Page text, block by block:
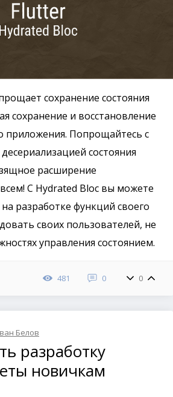
сохранение состояния
сохранение и восстановление
приложения. Попрощайтесь с
состояния
расширение
С Hydrated Bloc вы можете
разработке функций своего
своих пользователей, не
управления состоянием.
481 0 0
Белов
разработку
новичкам